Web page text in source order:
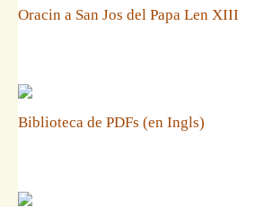
Oracin a San Jos del Papa Len XIII
Biblioteca de PDFs (en Ingls)